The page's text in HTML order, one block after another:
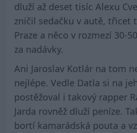
dluží až deset tisíc Alexu
zničil sedačku v autě, třicet
Praze a něco v rozmezí 30-
za nadávky.
Ani Jaroslav Kotlár na tom
nejlépe. Vedle Datla si na
postěžoval i takový rapper
Jarda rovněž dluží peníze.
bortí kamarádská pouta a